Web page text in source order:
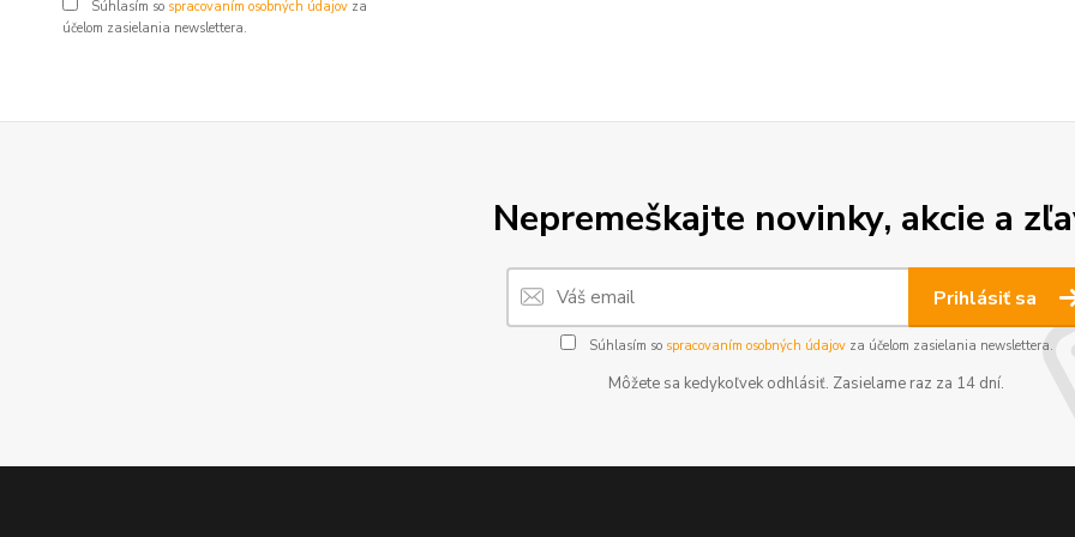
Súhlasím so spracovaním osobných údajov za
účelom zasielania newslettera.
Nepremeškajte novinky, akcie a
Prihlásiť sa
Súhlasím so spracovaním osobných údajovza účelom zasielania newslettera.
Môžete sa kedykoľvek odhlásiť. Zasielame raz za 14 dní.